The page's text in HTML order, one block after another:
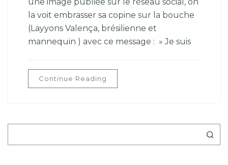
la voit embrasser sa copine sur la bouche
(Layyons Valença, brésilienne et
mannequin ) avec ce message : » Je suis
Continue Reading